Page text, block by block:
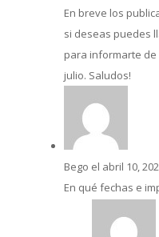
En breve los
si deseas puedes
para informarte
julio. Saludos!
Bego el abril 10,
En qué fechas e